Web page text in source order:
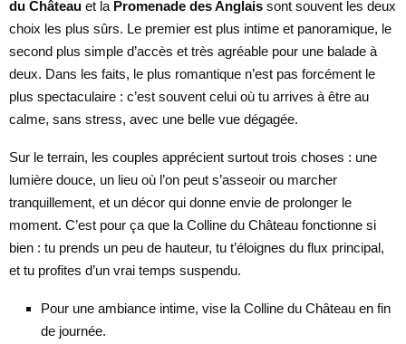
du Château et la Promenade des Anglais sont souvent les deux
choix les plus sûrs. Le premier est plus intime et panoramique, le
second plus simple d’accès et très agréable pour une balade à
deux. Dans les faits, le plus romantique n’est pas forcément le
plus spectaculaire : c’est souvent celui où tu arrives à être au
calme, sans stress, avec une belle vue dégagée.
Sur le terrain, les couples apprécient surtout trois choses : une
lumière douce, un lieu où l’on peut s’asseoir ou marcher
tranquillement, et un décor qui donne envie de prolonger le
moment. C’est pour ça que la Colline du Château fonctionne si
bien : tu prends un peu de hauteur, tu t’éloignes du flux principal,
et tu profites d’un vrai temps suspendu.
Pour une ambiance intime, vise la Colline du Château en fin
de journée.